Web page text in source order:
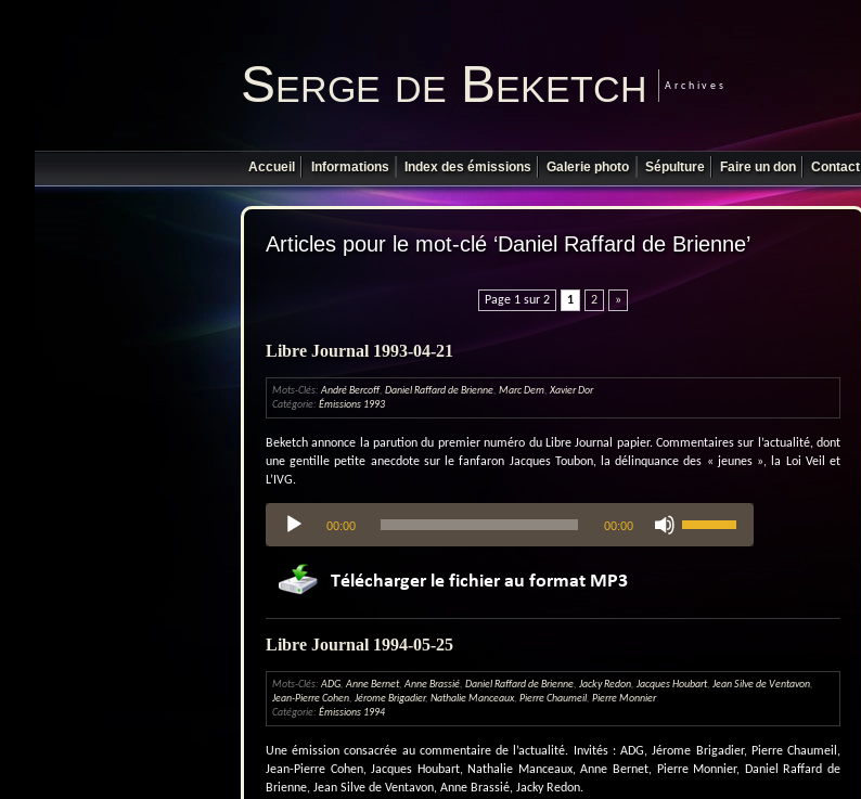
Serge de Beketch Archives
Accueil Informations Index des émissions Galerie photo Sépulture Faire un don Contact
Articles pour le mot-clé ‘Daniel Raffard de Brienne’
Page 1 sur 2 1 2 »
Libre Journal 1993-04-21
Mots-Clés: André Bercoff, Daniel Raffard de Brienne, Marc Dem, Xavier Dor
Catégorie: Émissions 1993
Beketch annonce la parution du premier numéro du Libre Journal papier. Commentaires sur l’actualité, dont
une gentille petite anecdote sur le fanfaron Jacques Toubon, la délinquance des « jeunes », la Loi Veil et
L’IVG.
Lecteur
audio
00:00 00:00
les
flèches
ou
volume.
Libre Journal 1994-05-25
Mots-Clés: ADG, Anne Bernet, Anne Brassié, Daniel Raffard de Brienne, Jacky Redon, Jacques Houbart, Jean Silve de Ventavon,
Jean-Pierre Cohen, Jérome Brigadier, Nathalie Manceaux, Pierre Chaumeil, Pierre Monnier
Catégorie: Émissions 1994
Une émission consacrée au commentaire de l’actualité. Invités : ADG, Jérome Brigadier, Pierre Chaumeil,
Jean-Pierre Cohen, Jacques Houbart, Nathalie Manceaux, Anne Bernet, Pierre Monnier, Daniel Raffard de
Brienne, Jean Silve de Ventavon, Anne Brassié, Jacky Redon.